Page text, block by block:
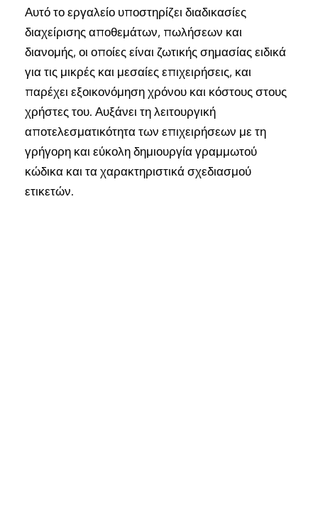
Αυτό το εργαλείο υποστηρίζει διαδικασίες
διαχείρισης αποθεμάτων, πωλήσεων και
διανομής, οι οποίες είναι ζωτικής σημασίας ειδικά
για τις μικρές και μεσαίες επιχειρήσεις, και
παρέχει εξοικονόμηση χρόνου και κόστους στους
χρήστες του. Αυξάνει τη λειτουργική
αποτελεσματικότητα των επιχειρήσεων με τη
γρήγορη και εύκολη δημιουργία γραμμωτού
κώδικα και τα χαρακτηριστικά σχεδιασμού
ετικετών.